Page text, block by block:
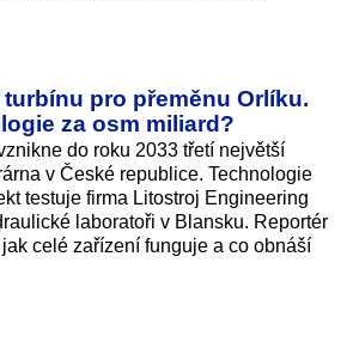
pro přeměnu Orlíku.
za osm miliard?
do roku 2033 třetí největší
v České republice. Technologie
testuje firma Litostroj Engineering
laboratoři v Blansku. Reportér
celé zařízení funguje a co obnáší